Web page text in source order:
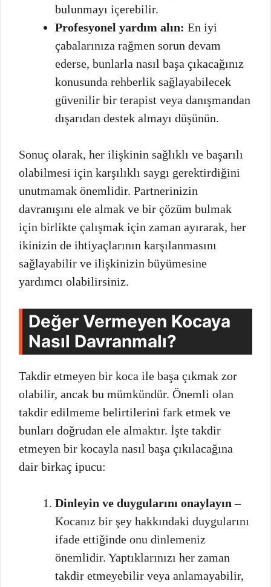
bulunmayı içerebilir.
Profesyonel yardım alın: En iyi
çabalarınıza rağmen sorun devam
ederse, bunlarla nasıl başa çıkacağınız
konusunda rehberlik sağlayabilecek
güvenilir bir terapist veya danışmandan
dışarıdan destek almayı düşünün.
Sonuç olarak, her ilişkinin sağlıklı ve başarılı
olabilmesi için karşılıklı saygı gerektirdiğini
unutmamak önemlidir. Partnerinizin
davranışını ele almak ve bir çözüm bulmak
için birlikte çalışmak için zaman ayırarak, her
ikinizin de ihtiyaçlarının karşılanmasını
sağlayabilir ve ilişkinizin büyümesine
yardımcı olabilirsiniz.
Değer Vermeyen Kocaya
Nasıl Davranmalı?
Takdir etmeyen bir koca ile başa çıkmak zor
olabilir, ancak bu mümkündür. Önemli olan
takdir edilmeme belirtilerini fark etmek ve
bunları doğrudan ele almaktır. İşte takdir
etmeyen bir kocayla nasıl başa çıkılacağına
dair birkaç ipucu:
Dinleyin ve duygularını onaylayın –
Kocanız bir şey hakkındaki duygularını
ifade ettiğinde onu dinlemeniz
önemlidir. Yaptıklarınızı her zaman
takdir etmeyebilir veya anlamayabilir,